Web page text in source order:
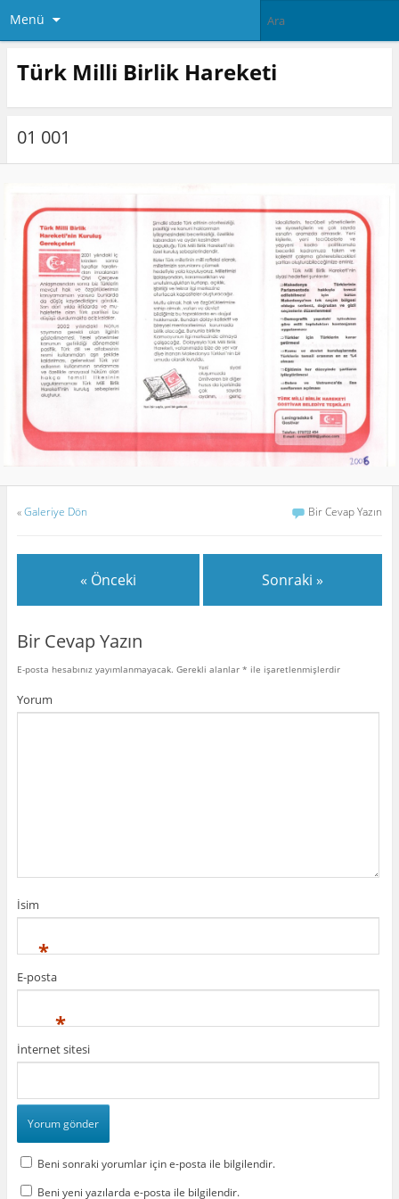
Menü
Türk Milli Birlik Hareketi
01 001
«Galeriye Dön Bir Cevap Yazın
« Önceki Sonraki »
Bir Cevap Yazın
E-posta hesabınız yayımlanmayacak. Gerekli alanlar * ile işaretlenmişlerdir
Yorum
İsim
*
E-posta
*
İnternet sitesi
Beni sonraki yorumlar için e-posta ile bilgilendir.
Beni yeni yazılarda e-posta ile bilgilendir.